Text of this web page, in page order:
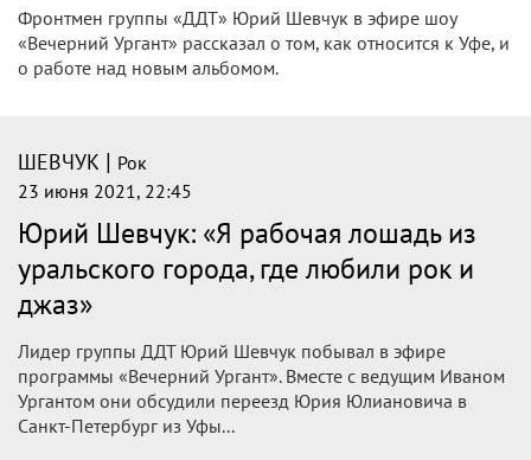
Фронтмен группы «ДДТ» Юрий Шевчук в эфире шоу
«Вечерний Ургант» рассказал о том, как относится к Уфе, и
о работе над новым альбомом.
ШЕВЧУК | Рок
23 июня 2021, 22:45
Юрий Шевчук: «Я рабочая лошадь из
уральского города, где любили рок и
джаз»
Лидер группы ДДТ Юрий Шевчук побывал в эфире
программы «Вечерний Ургант». Вместе с ведущим Иваном
Ургантом они обсудили переезд Юрия Юлиановича в
Санкт-Петербург из Уфы...